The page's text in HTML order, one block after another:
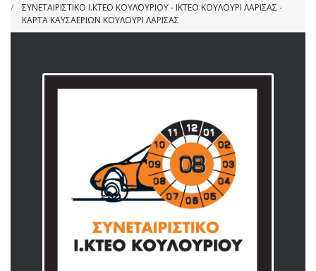
ΣΥΝΕΤΑΙΡΙΣΤΙΚΟ Ι.ΚΤΕΟ ΚΟΥΛΟΥΡΙΟΥ - ΙΚΤΕΟ ΚΟΥΛΟΥΡΙ ΛΑΡΙΣΑΣ -
ΚΑΡΤΑ ΚΑΥΣΑΕΡΙΩΝ ΚΟΥΛΟΥΡΙ ΛΑΡΙΣΑΣ